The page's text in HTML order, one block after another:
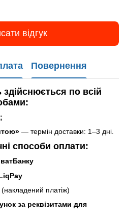
відгук
Повернення
здійснюється по всій
:
— термін доставки: 1–3 дні.
способи оплати:
(накладений платіж)
за реквізитами для